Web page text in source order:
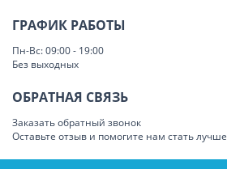
ГРАФИК РАБОТЫ
Пн-Вс: 09:00 - 19:00
Без выходных
ОБРАТНАЯ СВЯЗЬ
Заказать обратный звонок
Оставьте отзыв и помогите нам стать лучше